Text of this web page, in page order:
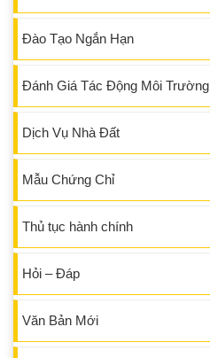
Đào Tạo Ngắn Hạn
Đánh Giá Tác Động Môi Trường
Dịch Vụ Nhà Đất
Mẫu Chứng Chỉ
Thủ tục hành chính
Hỏi – Đáp
Văn Bản Mới